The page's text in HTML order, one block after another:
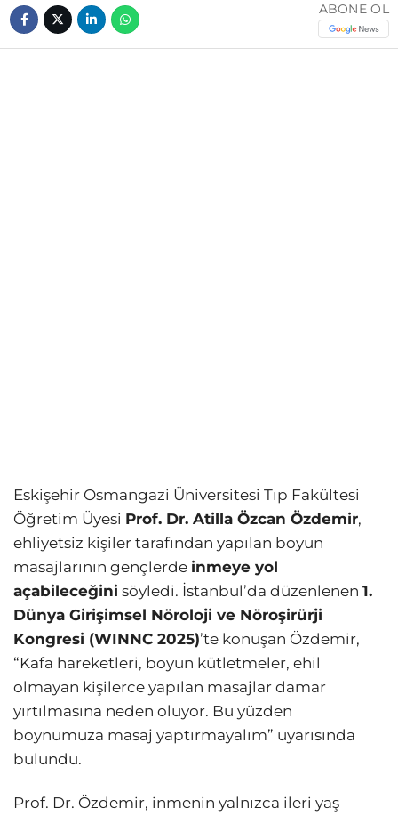
ABONE OL
Eskişehir Osmangazi Üniversitesi Tıp Fakültesi
Öğretim Üyesi Prof. Dr. Atilla Özcan Özdemir,
ehliyetsiz kişiler tarafından yapılan boyun
masajlarının gençlerde inmeye yol
açabileceğini söyledi. İstanbul’da düzenlenen 1.
Dünya Girişimsel Nöroloji ve Nöroşirürji
Kongresi (WINNC 2025)’te konuşan Özdemir,
“Kafa hareketleri, boyun kütletmeler, ehil
olmayan kişilerce yapılan masajlar damar
yırtılmasına neden oluyor. Bu yüzden
boynumuza masaj yaptırmayalım” uyarısında
bulundu.
Prof. Dr. Özdemir, inmenin yalnızca ileri yaş